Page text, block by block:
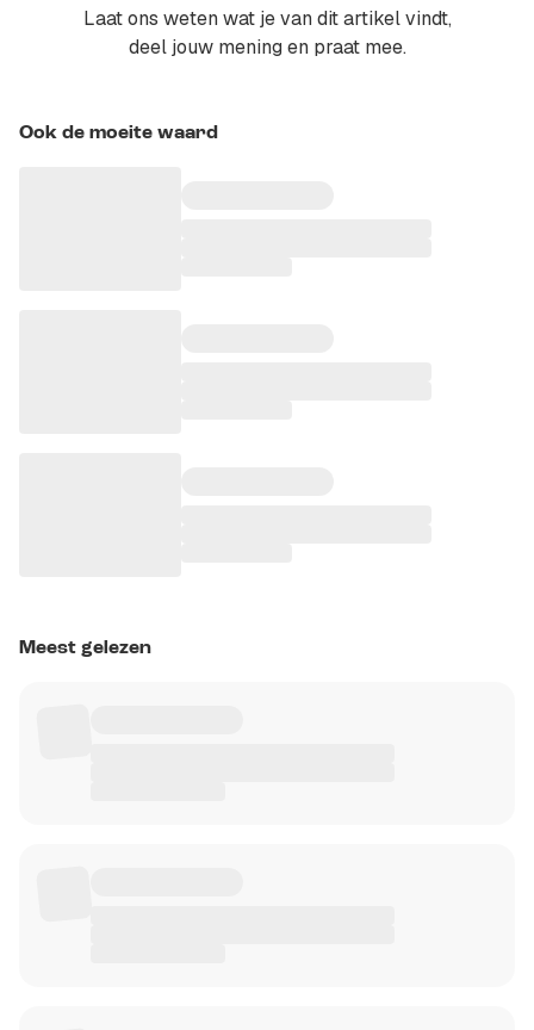
Laat ons weten wat je van dit artikel vindt,
deel jouw mening en praat mee.
Ook de moeite waard
Meest gelezen